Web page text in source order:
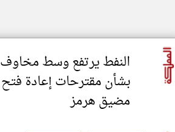
النفط يرتفع وسط مخاوف
بشأن مقترحات إعادة فتح
مضيق هرمز